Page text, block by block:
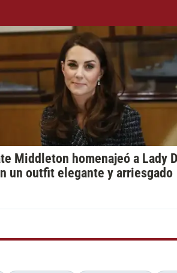
Middleton homenajeó a Lady
un outfit elegante y arriesgado